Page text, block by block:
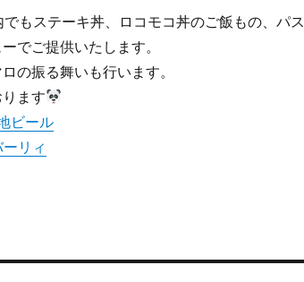
もステーキ丼、ロコモコ丼のご飯もの、パス
でご提供いたします。
の振る舞いも行います。
ます
ビール
リィ